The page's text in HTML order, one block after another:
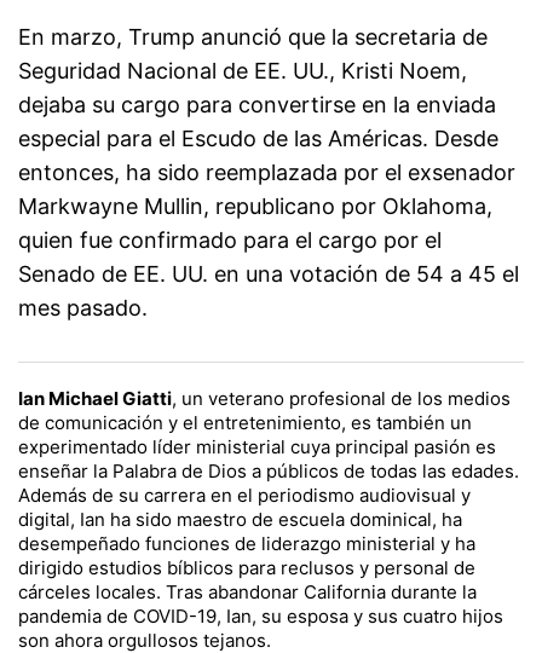
En marzo, Trump anunció que la secretaria de
Seguridad Nacional de EE. UU., Kristi Noem,
dejaba su cargo para convertirse en la enviada
especial para el Escudo de las Américas. Desde
entonces, ha sido reemplazada por el exsenador
Markwayne Mullin, republicano por Oklahoma,
quien fue confirmado para el cargo por el
Senado de EE. UU. en una votación de 54 a 45 el
mes pasado.
Ian Michael Giatti, un veterano profesional de los medios
de comunicación y el entretenimiento, es también un
experimentado líder ministerial cuya principal pasión es
enseñar la Palabra de Dios a públicos de todas las edades.
Además de su carrera en el periodismo audiovisual y
digital, Ian ha sido maestro de escuela dominical, ha
desempeñado funciones de liderazgo ministerial y ha
dirigido estudios bíblicos para reclusos y personal de
cárceles locales. Tras abandonar California durante la
pandemia de COVID-19, Ian, su esposa y sus cuatro hijos
son ahora orgullosos tejanos.